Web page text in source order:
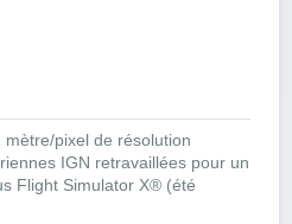
pixel de résolution
IGN retravaillées pour un
Flight Simulator X® (été